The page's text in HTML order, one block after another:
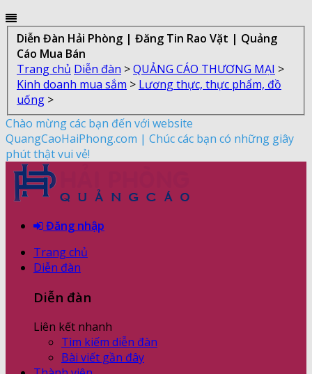
Diễn Đàn Hải Phòng | Đăng Tin Rao Vặt | Quảng
Cáo Mua Bán
Trang chủ Diễn đàn >QUẢNG CÁO THƯƠNG MẠI >
Kinh doanh mua sắm > Lương thực, thực phẩm, đồ
uống >
Chào mừng các bạn đến với website
QuangCaoHaiPhong.com | Chúc các bạn có những giây
phút thật vui vẻ!
Đăng nhập
Trang chủ
Diễn đàn
Diễn đàn
Liên kết nhanh
Tìm kiếm diễn đàn
Bài viết gần đây